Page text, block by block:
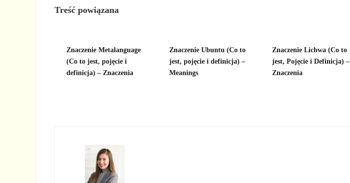
Treść powiązana
Znaczenie Metalanguage
(Co to jest, pojęcie i
definicja) – Znaczenia
Znaczenie Ubuntu (Co to
jest, pojęcie i definicja) –
Meanings
Znaczenie Lichwa (Co to
jest, Pojęcie i Definicja) –
Znaczenia